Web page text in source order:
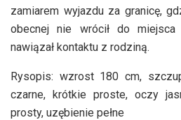
zamiarem wyjazdu za granicę,
obecnej nie wrócił do
nawiązał kontaktu z rodziną.
Rysopis: wzrost 180 cm,
czarne, krótkie proste, oczy
prosty, uzębienie pełne